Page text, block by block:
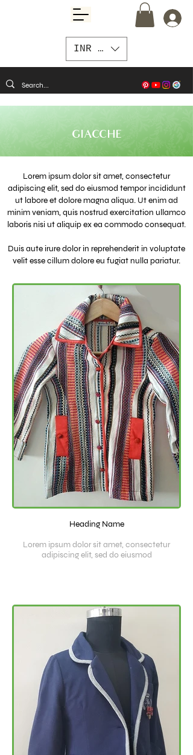
INR (₹)
GIACCHE
Lorem ipsum dolor sit amet, consectetur
adipiscing elit, sed do eiusmod tempor incididunt
ut labore et dolore magna aliqua. Ut enim ad
minim veniam, quis nostrud exercitation ullamco
laboris nisi ut aliquip ex ea commodo consequat.
Duis aute irure dolor in reprehenderit in voluptate
velit esse cillum dolore eu fugiat nulla pariatur.
Heading Name
Lorem ipsum dolor sit amet, consectetur
adipiscing elit, sed do eiusmod